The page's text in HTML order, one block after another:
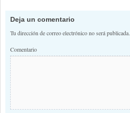
Deja un comentario
Tu dirección de correo electrónico no será publicada.
Comentario